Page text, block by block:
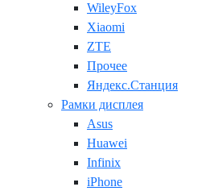
WileyFox
Xiaomi
ZTE
Прочее
Яндекс.Станция
Рамки дисплея
Asus
Huawei
Infinix
iPhone